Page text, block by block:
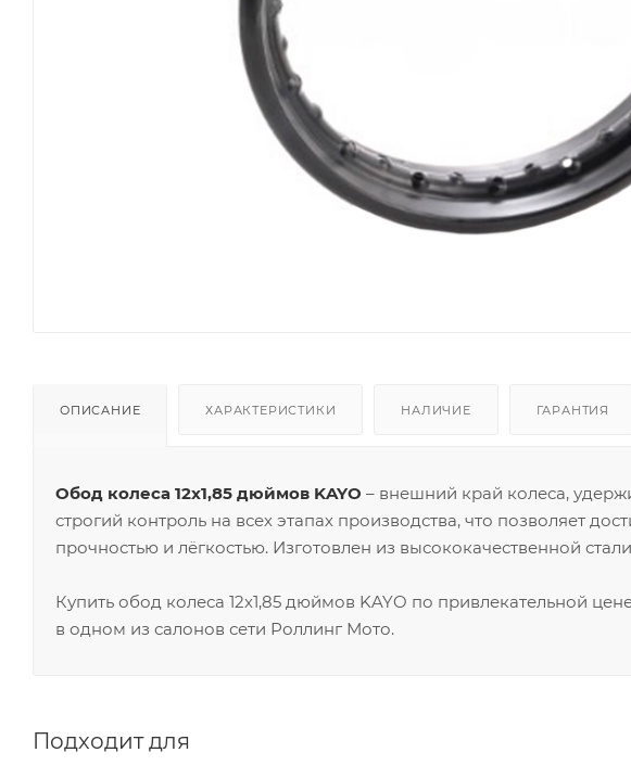
ОПИСАНИЕ ХАРАКТЕРИСТИКИ НАЛИЧИЕ ГАРАНТИЯ
Обод колеса 12х1,85 дюймов KAYO – внешний край колеса,
строгий контроль на всех этапах производства, что позволяет
прочностью и лёгкостью. Изготовлен из высококачественной
Купить обод колеса 12х1,85 дюймов KAYO по привлекательной
в одном из салонов сети Роллинг Мото.
Подходит для